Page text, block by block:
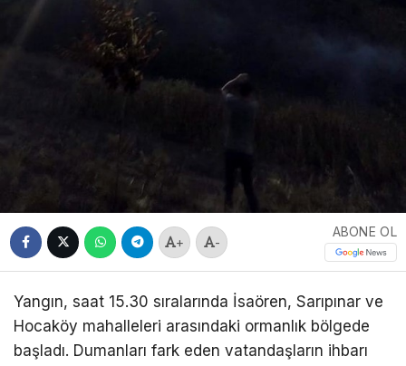
+ -
ABONE OL
Yangın, saat 15.30 sıralarında İsaören, Sarıpınar ve
Hocaköy mahalleleri arasındaki ormanlık bölgede
başladı. Dumanları fark eden vatandaşların ihbarı